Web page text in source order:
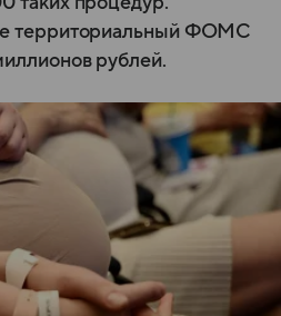
территориальный ФОМС
рублей.